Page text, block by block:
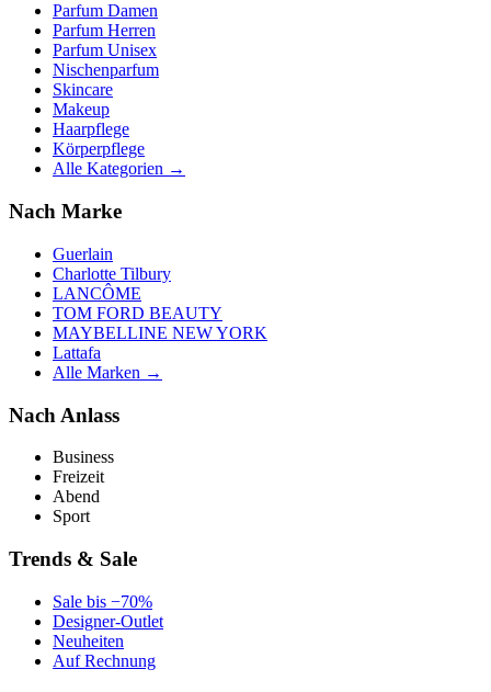
Parfum Damen
Parfum Herren
Parfum Unisex
Nischenparfum
Skincare
Makeup
Haarpflege
Körperpflege
Alle Kategorien →
Nach Marke
Guerlain
Charlotte Tilbury
LANCÔME
TOM FORD BEAUTY
MAYBELLINE NEW YORK
Lattafa
Alle Marken →
Nach Anlass
Business
Freizeit
Abend
Sport
Trends & Sale
Sale bis −70%
Designer-Outlet
Neuheiten
Auf Rechnung